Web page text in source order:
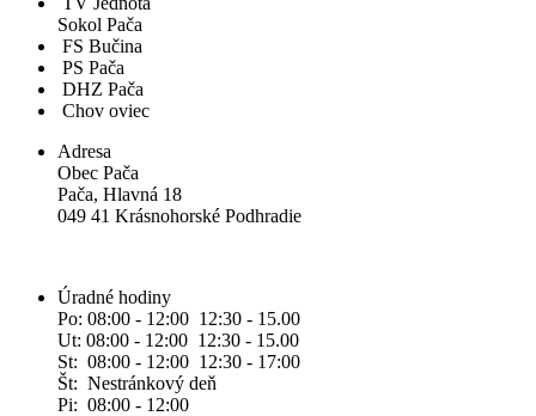
Sokol Pača
FS Bučina
PS Pača
DHZ Pača
Chov oviec
Adresa
Obec Pača
Pača, Hlavná 18
049 41 Krásnohorské Podhradie
Úradné hodiny
Po: 08:00 - 12:00 12:30 - 15.00
Ut: 08:00 - 12:00 12:30 - 15.00
St: 08:00 - 12:00 12:30 - 17:00
Št: Nestránkový deň
Pi: 08:00 - 12:00